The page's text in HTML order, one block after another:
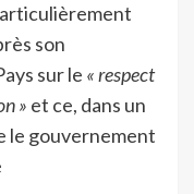
son
sur le « respect
» et ce, dans un
le gouvernement